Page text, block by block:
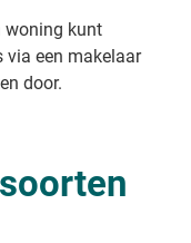
woning kunt
via een makelaar
door.